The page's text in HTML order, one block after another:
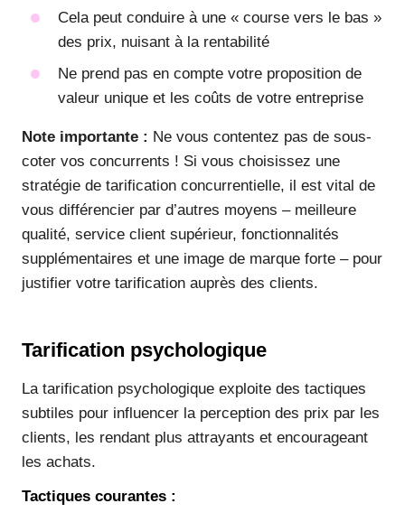
Cela peut conduire à une « course vers le bas »
des prix, nuisant à la rentabilité
Ne prend pas en compte votre proposition de
valeur unique et les coûts de votre entreprise
Note importante : Ne vous contentez pas de sous-
coter vos concurrents ! Si vous choisissez une
stratégie de tarification concurrentielle, il est vital de
vous différencier par d’autres moyens – meilleure
qualité, service client supérieur, fonctionnalités
supplémentaires et une image de marque forte – pour
justifier votre tarification auprès des clients.
Tarification psychologique
La tarification psychologique exploite des tactiques
subtiles pour influencer la perception des prix par les
clients, les rendant plus attrayants et encourageant
les achats.
Tactiques courantes :